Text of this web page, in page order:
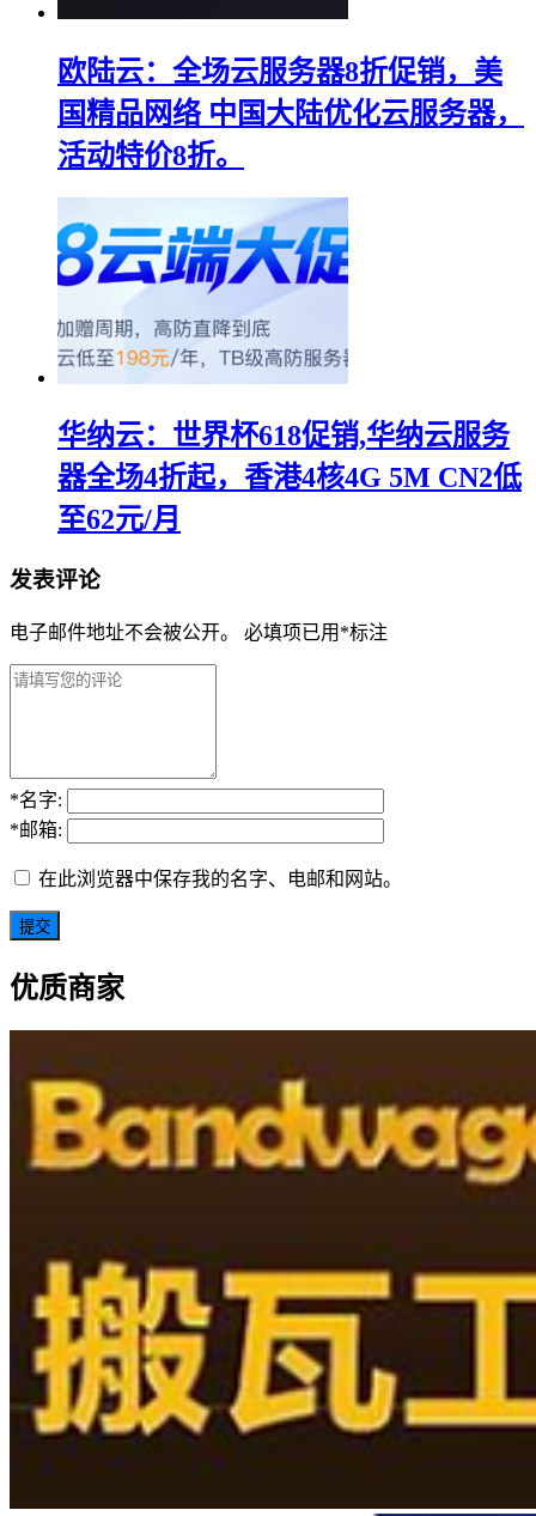
欧陆云：全场云服务器8折促销，美
国精品网络 中国大陆优化云服务器，
活动特价8折。
华纳云：世界杯618促销,华纳云服务
器全场4折起，香港4核4G 5M CN2低
至62元/月
发表评论
电子邮件地址不会被公开。 必填项已用 *标注
*名字:
*邮箱:
在此浏览器中保存我的名字、电邮和网站。
优质商家